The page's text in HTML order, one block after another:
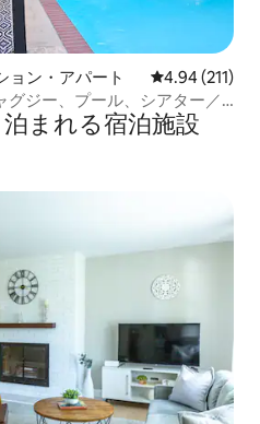
ョン・アパート レビュー211
4.94 (211)
グジー、プール、シアター／
まれる宿泊施設